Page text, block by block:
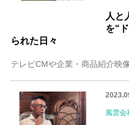
人と
を“
られた日々
風雲会